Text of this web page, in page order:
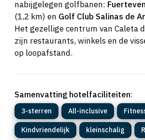
nabijgelegen golfbanen:
(1,2 km) en Golf Club Salinas de
Het gezellige centrum van Caleta
zijn restaurants, winkels en de
op loopafstand.
Samenvatting hotelfaciliteiten:
3-sterren All-inclusive
Kindvriendelijk kleinschalig